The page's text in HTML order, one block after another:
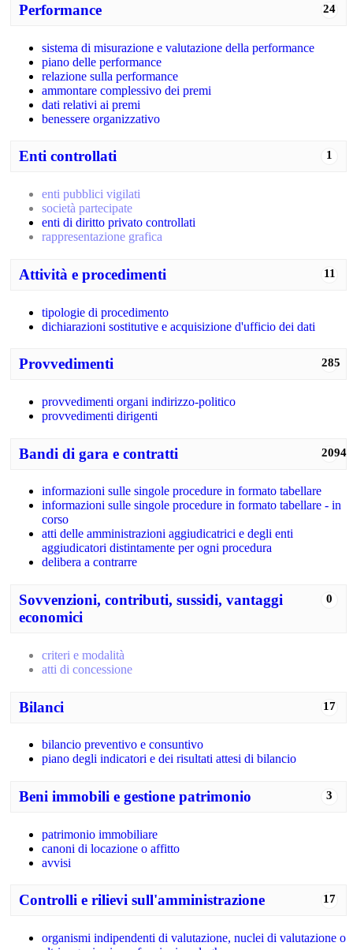
24
Performance
sistema di misurazione e valutazione della performance
piano delle performance
relazione sulla performance
ammontare complessivo dei premi
dati relativi ai premi
benessere organizzativo
1
Enti controllati
enti pubblici vigilati
società partecipate
enti di diritto privato controllati
rappresentazione grafica
11
Attività e procedimenti
tipologie di procedimento
dichiarazioni sostitutive e acquisizione d'ufficio dei dati
285
Provvedimenti
provvedimenti organi indirizzo-politico
provvedimenti dirigenti
2094
Bandi di gara e contratti
informazioni sulle singole procedure in formato tabellare
informazioni sulle singole procedure in formato tabellare - in
corso
atti delle amministrazioni aggiudicatrici e degli enti
aggiudicatori distintamente per ogni procedura
delibera a contrarre
0
Sovvenzioni, contributi, sussidi, vantaggi
economici
criteri e modalità
atti di concessione
17
Bilanci
bilancio preventivo e consuntivo
piano degli indicatori e dei risultati attesi di bilancio
3
Beni immobili e gestione patrimonio
patrimonio immobiliare
canoni di locazione o affitto
avvisi
17
Controlli e rilievi sull'amministrazione
organismi indipendenti di valutazione, nuclei di valutazione o